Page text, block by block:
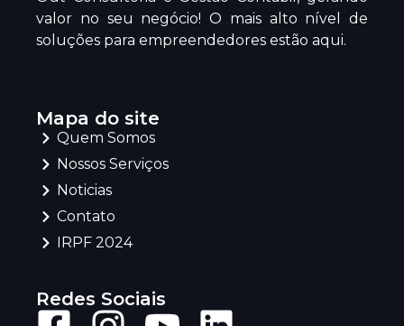
valor no seu negócio! O mais alto nível de
soluções para empreendedores estão aqui.
Mapa do site
Quem Somos
Nossos Serviços
Noticias
Contato
IRPF 2024
Redes Sociais